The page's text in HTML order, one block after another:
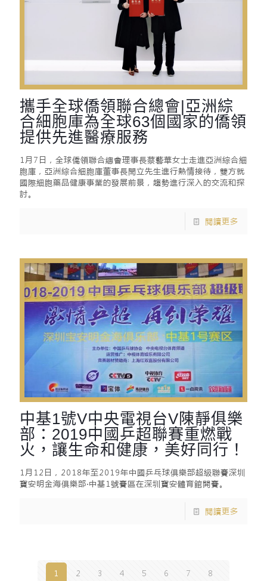
攜手全球僑領聯合總會|亞洲綜
合細胞庫為全球63個國家的僑領
提供先進醫療服務
1月7日，全球僑領聯合總會理事長蔡藝華女士走進亞洲綜合細
胞庫，亞洲綜合細胞庫董事長閆立先生進行熱情接待，雙方就
國際細胞藥品健康事業的發展前景，趨勢進行深入的交流和探
討。
閱讀更多
中基1號V中央電視台V陳靜俱樂
部：2019中國乒超聯賽重燃戰
火，讓生命和健康，美好同行！
1月12日，2018年至2019年中國乒乓球俱樂部超級聯賽深圳
寶安明金海俱樂部·中基1號賽區在深圳寶安體育館開賽。
閱讀更多
1 2 3 4 5 6 7
8